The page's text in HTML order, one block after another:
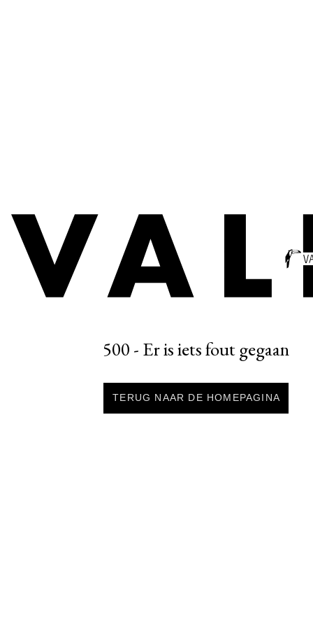
500 - Er is iets fout gegaan
TERUG NAAR DE HOMEPAGINA